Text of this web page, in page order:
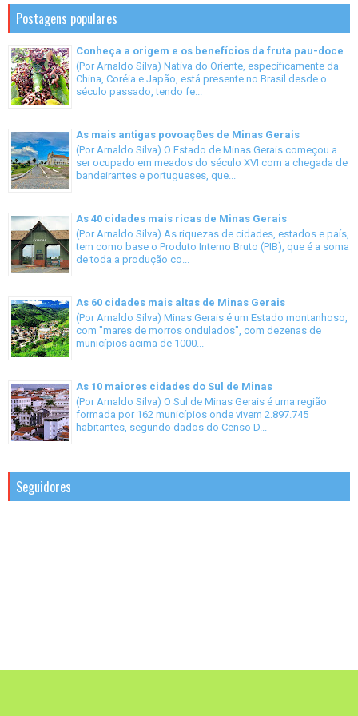
Postagens populares
Conheça a origem e os benefícios da fruta pau-doce
(Por Arnaldo Silva) Nativa do Oriente, especificamente da
China, Coréia e Japão, está presente no Brasil desde o
século passado, tendo fe...
As mais antigas povoações de Minas Gerais
(Por Arnaldo Silva) O Estado de Minas Gerais começou a
ser ocupado em meados do século XVI com a chegada de
bandeirantes e portugueses, que...
As 40 cidades mais ricas de Minas Gerais
(Por Arnaldo Silva) As riquezas de cidades, estados e país,
tem como base o Produto Interno Bruto (PIB), que é a soma
de toda a produção co...
As 60 cidades mais altas de Minas Gerais
(Por Arnaldo Silva) Minas Gerais é um Estado montanhoso,
com "mares de morros ondulados", com dezenas de
municípios acima de 1000...
As 10 maiores cidades do Sul de Minas
(Por Arnaldo Silva) O Sul de Minas Gerais é uma região
formada por 162 municípios onde vivem 2.897.745
habitantes, segundo dados do Censo D...
Seguidores